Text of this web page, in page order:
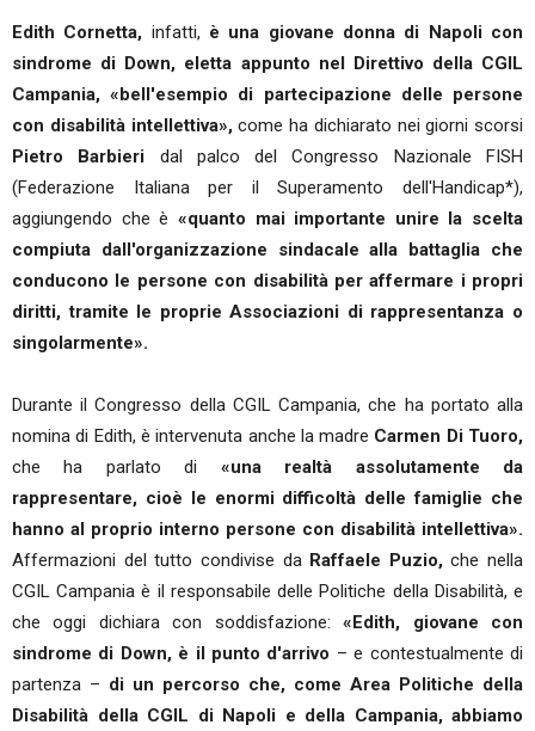
Edith Cornetta, infatti, è una giovane donna di Napoli con
sindrome di Down, eletta appunto nel Direttivo della CGIL
Campania, «bell'esempio di partecipazione delle persone
con disabilità intellettiva»,come ha dichiarato nei giorni scorsi
Pietro Barbieri dal palco del Congresso Nazionale FISH
(Federazione Italiana per il Superamento dell'Handicap*),
aggiungendo che è «quanto mai importante unire la scelta
compiuta dall'organizzazione sindacale alla battaglia che
conducono le persone con disabilità per affermare i propri
diritti, tramite le proprie Associazioni di rappresentanza o
singolarmente».
Durante il Congresso della CGIL Campania, che ha portato alla
nomina di Edith, è intervenuta anche la madre Carmen Di Tuoro,
che ha parlato di «una realtà assolutamente da
rappresentare, cioè le enormi difficoltà delle famiglie che
hanno al proprio interno persone con disabilità intellettiva».
Affermazioni del tutto condivise da Raffaele Puzio,che nella
CGIL Campania è il responsabile delle Politiche della Disabilità, e
che oggi dichiara con soddisfazione:«Edith, giovane con
sindrome di Down, è il punto d'arrivo – e contestualmente di
partenza – di un percorso che, come Area Politiche della
Disabilità della CGIL di Napoli e della Campania, abbiamo